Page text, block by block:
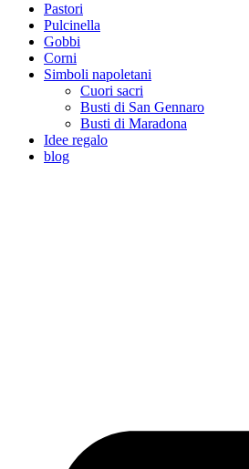
Pastori
Pulcinella
Gobbi
Corni
Simboli napoletani
Cuori sacri
Busti di San Gennaro
Busti di Maradona
Idee regalo
blog